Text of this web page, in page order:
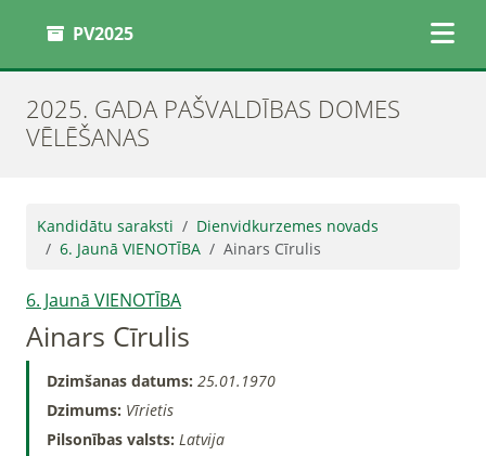
PV2025
2025. GADA PAŠVALDĪBAS DOMES
VĒLĒŠANAS
Kandidātu saraksti
Dienvidkurzemes novads
6. Jaunā VIENOTĪBA
Ainars Cīrulis
6. Jaunā VIENOTĪBA
Ainars Cīrulis
Dzimšanas datums: 25.01.1970
Dzimums: Vīrietis
Pilsonības valsts: Latvija